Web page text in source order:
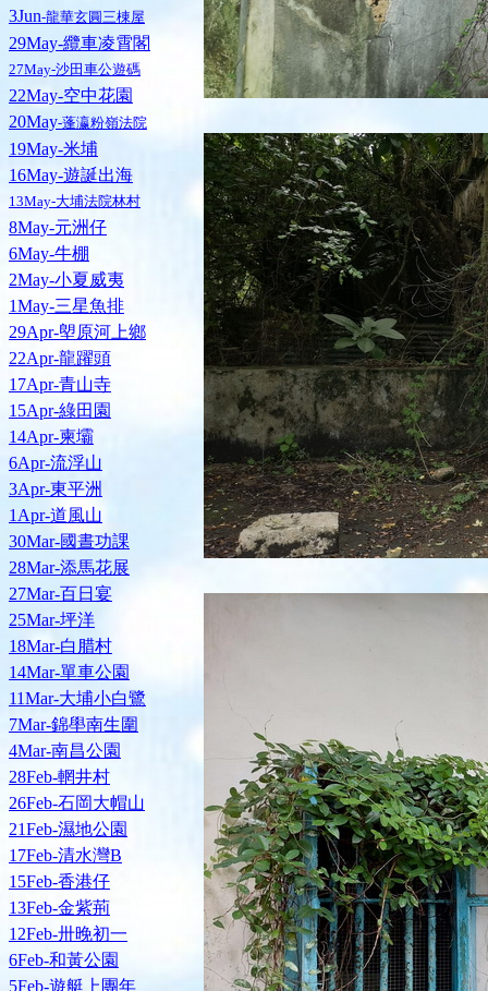
3Jun-龍華玄圓三棟屋
29May-纜車凌霄閣
27May-沙田車公遊碼
22May-空中花園
20May-蓬瀛粉嶺法院
19May-米埔
16May-遊誕出海
13May-大埔法院林村
8May-元洲仔
6May-牛棚
2May-小夏威夷
1May-三星魚排
29Apr-塱原河上鄉
22Apr-龍躍頭
17Apr-青山寺
15Apr-綠田園
14Apr-柬壩
6Apr-流浮山
3Apr-東平洲
1Apr-道風山
30Mar-國晝功課
28Mar-添馬花展
27Mar-百日宴
25Mar-坪洋
18Mar-白腊村
14Mar-單車公園
11Mar-大埔小白鷺
7Mar-錦壆南生圍
4Mar-南昌公園
28Feb-輞井村
26Feb-石岡大帽山
21Feb-濕地公園
17Feb-清水灣B
15Feb-香港仔
13Feb-金紫荊
12Feb-卅晚初一
6Feb-和黃公園
5Feb-遊艇上團年